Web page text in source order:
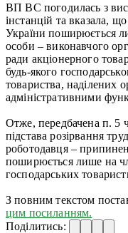
ВП ВС погодилась з
інстанцій та вказала,
України поширюється
особи – виконавчого
ради акціонерного
будь-якого
товариства, наділених
адміністративними
Отже, передбачена п. 5
підстава розірвання
роботодавця –
поширюється лише на
господарських
З повним текстом
цим посиланням.
Поділитись: